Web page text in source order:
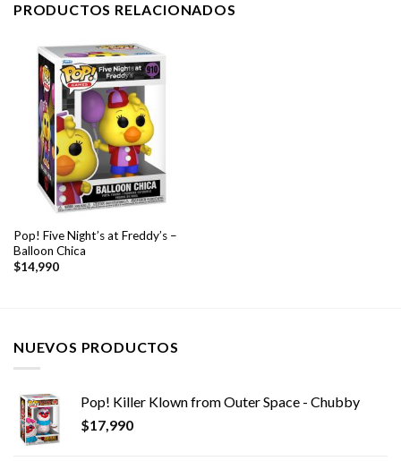
PRODUCTOS RELACIONADOS
Pop! Five Night’s at Freddy’s –
Balloon Chica
$14,990
NUEVOS PRODUCTOS
Pop! Killer Klown from Outer Space - Chubby
$17,990